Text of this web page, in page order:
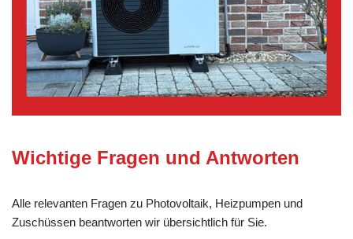
Wichtige Fragen und Antworten
Alle relevanten Fragen zu Photovoltaik, Heizpumpen und
Zuschüssen beantworten wir übersichtlich für Sie.